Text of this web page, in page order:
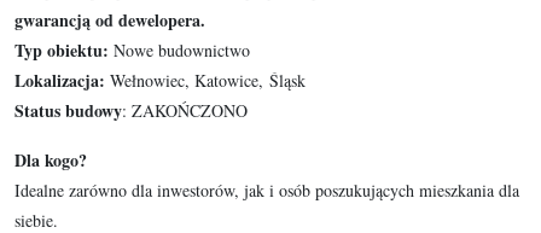
gwarancją od dewelopera.
Typ obiektu: Nowe budownictwo
Lokalizacja: Wełnowiec, Katowice, Śląsk
Status budowy: ZAKOŃCZONO
Dla kogo?
Idealne zarówno dla inwestorów, jak i osób poszukujących mieszkania dla
siebie.